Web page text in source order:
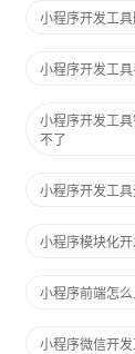
小程序开发工
小程序开发工
小程序开发工
不了
小程序开发工
小程序模块化
小程序前端怎
小程序微信开